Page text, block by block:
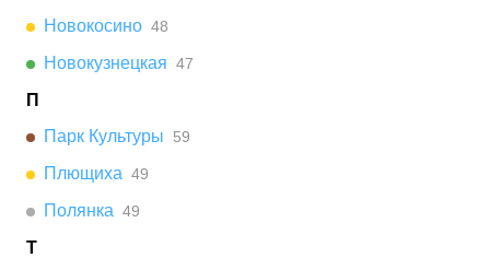
Новокосино 48
Новокузнецкая 47
П
Парк Культуры
59
Плющиха 49
Полянка 49
Т